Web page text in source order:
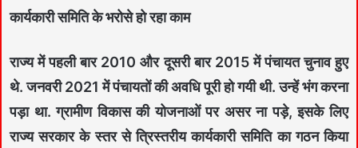
कार्यकारी समिति के भरोसे हो रहा काम
राज्य में पहली बार 2010 और दूसरी बार 2015 में पंचायत चुनाव हुए
थे. जनवरी 2021 में पंचायतों की अवधि पूरी हो गयी थी. उन्हें भंग करना
पड़ा था. ग्रामीण विकास की योजनाओं पर असर ना पड़े, इसके लिए
राज्य सरकार के स्तर से त्रिस्तरीय कार्यकारी समिति का गठन किया